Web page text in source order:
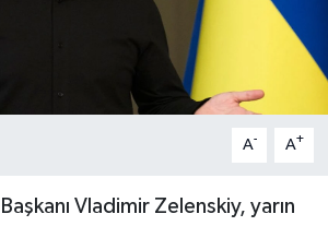
A- A+
Vladimir Zelenskiy, yarın